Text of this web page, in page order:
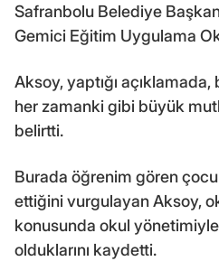
Safranbolu Belediye
Gemici Eğitim Uygulama
Aksoy, yaptığı
her zamanki gibi büyük
belirtti.
Burada öğrenim gören
ettiğini vurgulayan Aksoy,
konusunda okul
olduklarını kaydetti.